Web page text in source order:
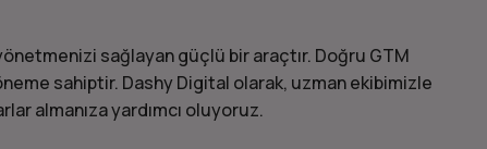
sağlayan güçlü bir araçtır. Doğru GTM
sahiptir. Dashy Digital olarak, uzman ekibimizle
almanıza yardımcı oluyoruz.